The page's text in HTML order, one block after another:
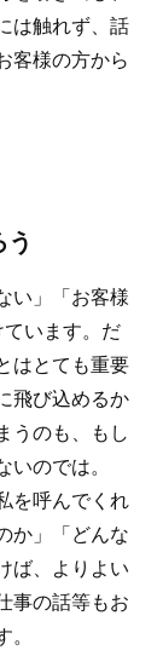
は触れず、話
客様の方から
い」「お客様
います。だ
はとても重要
飛び込めるか
うのも、もし
のでは。
を呼んでくれ
か」「どんな
ば、よりよい
事の話等もお